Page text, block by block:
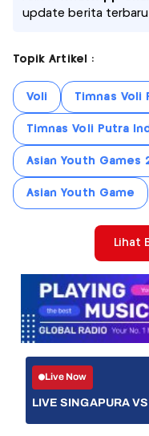
update berita terbaru
Topik Artikel :
Voli Timnas Voli
Timnas Voli Putra
Asian Youth Games
Asian Youth Game
Lihat
Live Now
LIVE SINGAPURA